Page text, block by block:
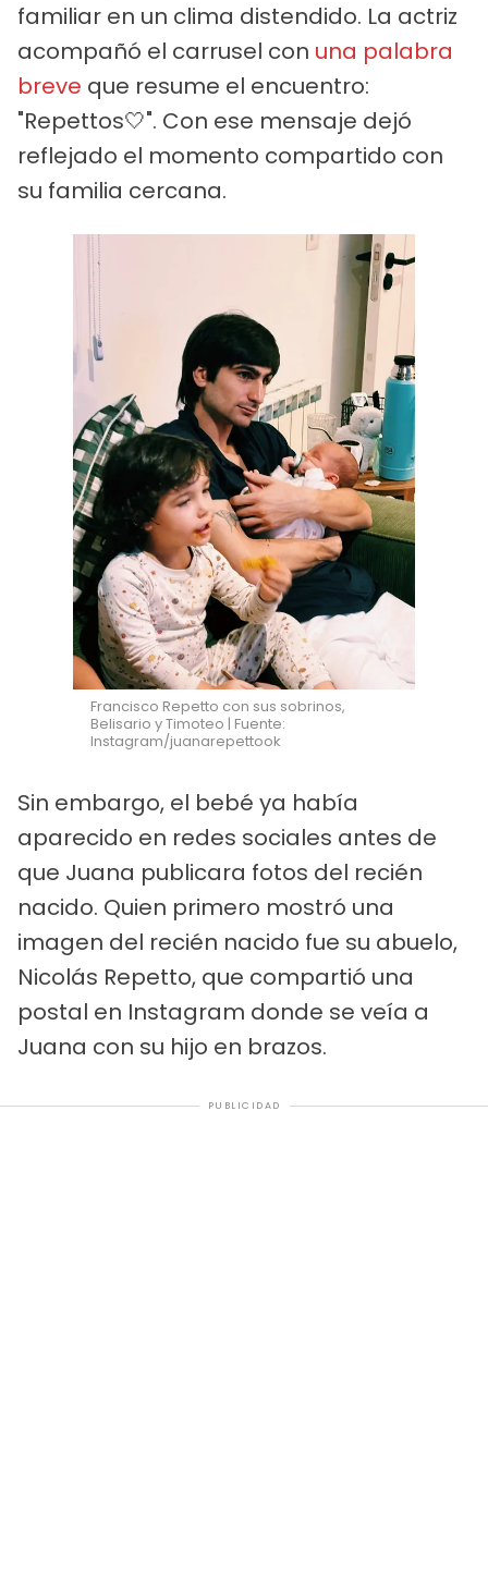
familiar en un clima distendido. La actriz
acompañó el carrusel con una palabra
breve que resume el encuentro:
"Repettos🤍". Con ese mensaje dejó
reflejado el momento compartido con
su familia cercana.
Francisco Repetto con sus sobrinos,
Belisario y Timoteo | Fuente:
Instagram/juanarepettook
Sin embargo, el bebé ya había
aparecido en redes sociales antes de
que Juana publicara fotos del recién
nacido. Quien primero mostró una
imagen del recién nacido fue su abuelo,
Nicolás Repetto, que compartió una
postal en Instagram donde se veía a
Juana con su hijo en brazos.
PUBLICIDAD